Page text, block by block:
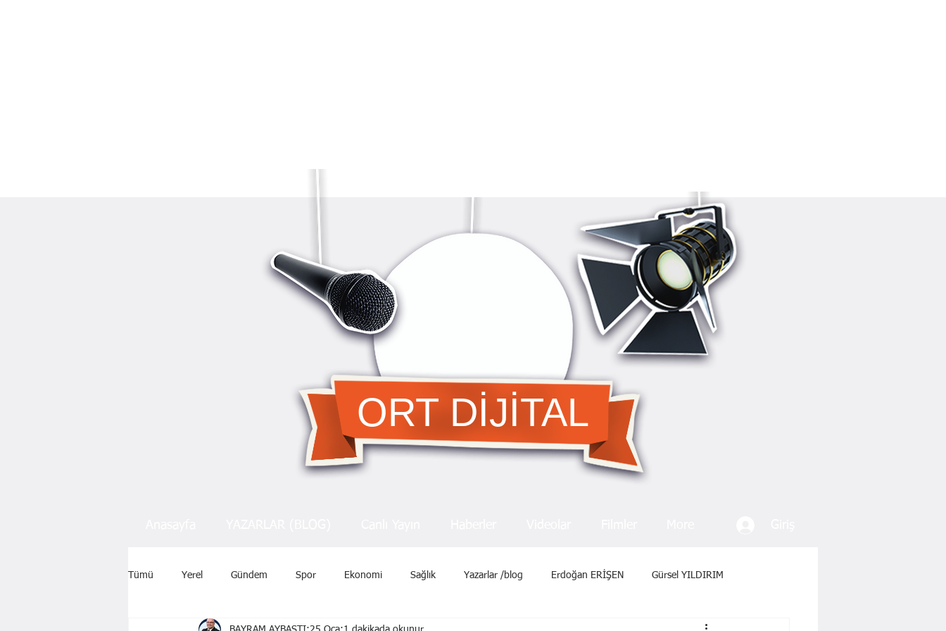
ORT DİJİTAL
Tümü Yerel Gündem Spor Ekonomi Sağlık Yazarlar /blog Erdoğan ERİŞEN Gürsel YILDIRIM